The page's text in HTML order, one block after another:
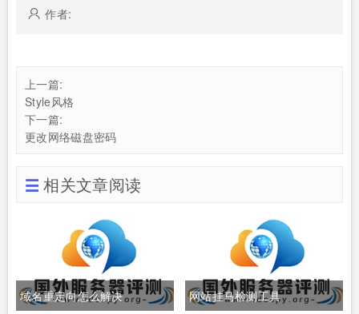
作者:
上一篇:
Style风格
下一篇:
更改网络磁盘密码
相关文章阅读
域名重定向怎么解决 网站挂马检测工具